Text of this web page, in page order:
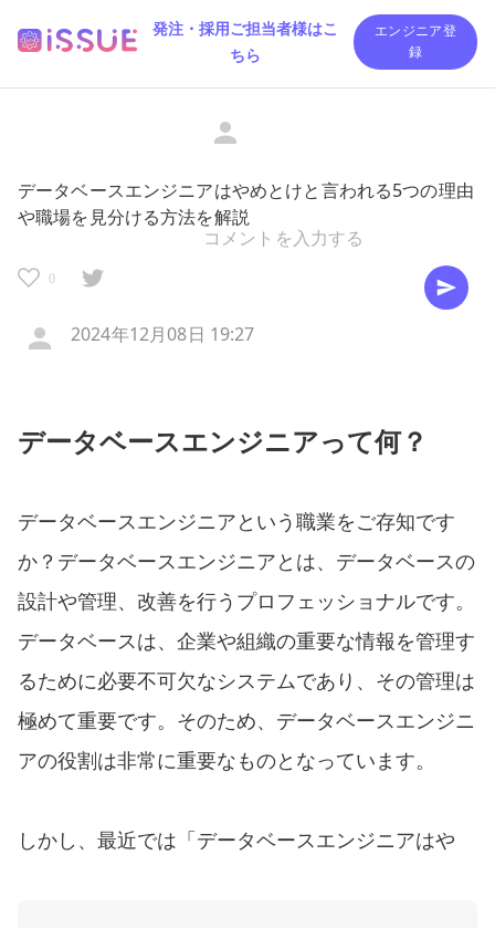
発注・採用ご担当者様はこ
ちら
エンジニア登
録
データベースエンジニアはやめとけと言われる5つの理由
や職場を見分ける方法を解説
0
2024年12月08日 19:27
データベースエンジニアって何？
データベースエンジニアという職業をご存知です
か？データベースエンジニアとは、データベースの
設計や管理、改善を行うプロフェッショナルです。
データベースは、企業や組織の重要な情報を管理す
るために必要不可欠なシステムであり、その管理は
極めて重要です。そのため、データベースエンジニ
アの役割は非常に重要なものとなっています。
しかし、最近では「データベースエンジニアはや